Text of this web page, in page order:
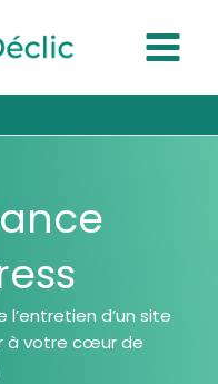
d’un site
à votre cœur de